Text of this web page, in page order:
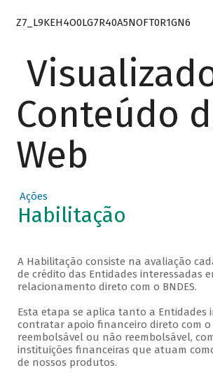
Z7_L9KEH4O0LG7R40A5NOFT0R1GN6
Conteúdo
Web
Ações
Habilitação
A Habilitação consiste na avaliação
de crédito das Entidades interessadas
relacionamento direto com o BNDES.
Esta etapa se aplica tanto a Entidades
contratar apoio financeiro direto com o
reembolsável ou não reembolsável,
instituições financeiras que atuam
de nossos produtos.